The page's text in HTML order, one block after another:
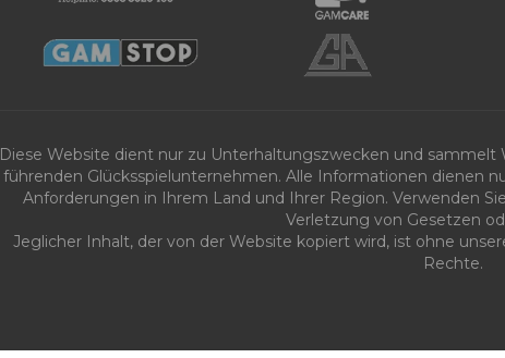
Diese Website dient nur zu Unterhaltungszwecken und
führenden Glücksspielunternehmen. Alle Informationen dienen
Anforderungen in Ihrem Land und Ihrer Region. Verwenden
Verletzung von Gesetzen
Jeglicher Inhalt, der von der Website kopiert wird, ist ohne
Rechte.